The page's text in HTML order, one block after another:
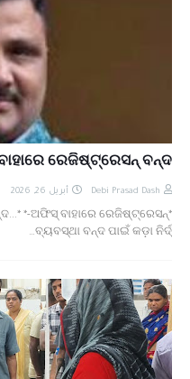
ରେଜିଷ୍ଟ୍ରେସନ୍ ବନ୍ଦ..
Debi Prasad Dash أبريل 26, 2026
*-ଅଫିସ୍‌ ବାହାରେ ରେଜିଷ୍ଟ୍ରେସନ୍
ବ୍ୟବସ୍ଥା ବନ୍ଦ ପାଇଁ କଡ଼ା ନିର୍ଦ୍…